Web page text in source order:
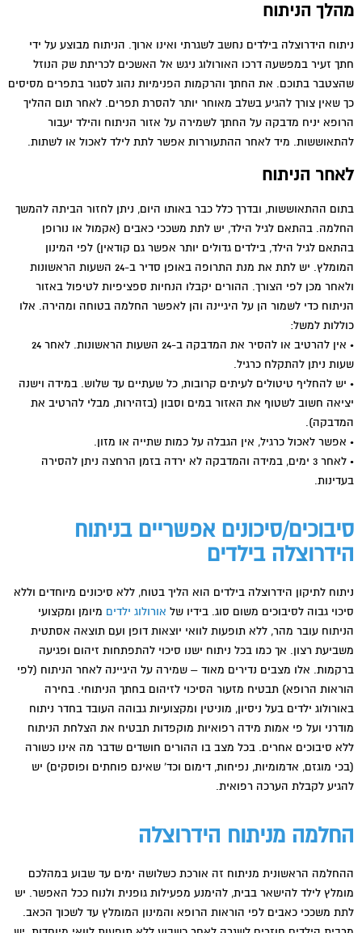
מהלך הניתוח
ניתוח הידרוצלה בילדים נחשב לשגרתי ואינו ארוך. הניתוח מבוצע על ידי
חתך זעיר במפשעה דרכו האורולוג ניגש אל האשכים לכריתת שק הנוזל
שהצטבר בתוכם. את החתך והרקמות הפנימיות נהוג לסגור בתפרים מסיסים
כך שאין צורך להגיע בשלב מאוחר יותר להסרת תפרים. לאחר תום ההליך
הרופא יניח מדבקה על החתך לשמירה על אזור הניתוח והילד יעבור
להתאוששות. מיד לאחר ההתעוררות אפשר לתת לילד לאכול או לשתות.
לאחר הניתוח
בתום ההתאוששות, ובדרך כלל כבר באותו היום, ניתן לחזור הביתה להמשך
החלמה. בהתאם לגיל הילד, יש לתת משככי כאבים (אקמול או נורופן
בהתאם לגיל הילד, בילדים גדולים יותר אפשר גם קודאין) לפי המינון
המומלץ. יש לתת את מנת התרופה באופן סדיר ב-24 השעות הראשונות
ולאחר מכן לפי הצורך. ההורים יקבלו הנחיות ספציפיות לטיפול באזור
הניתוח כדי לשמור הן על היגיינה והן לאפשר החלמה בטוחה ומהירה. אלו
כוללות למשל:
• אין להרטיב או להסיר את המדבקה ב-24 השעות הראשונות. לאחר 24
שעות ניתן להתקלח כרגיל.
• יש להחליף טיטולים לעיתים קרובות, כל שעתיים עד שלוש. במידה וישנה
יציאה חשוב לשטוף את האזור במים וסבון (בזהירות, מבלי להרטיב את
המדבקה).
• אפשר לאכול כרגיל, אין הגבלה על כמות שתייה או מזון.
• לאחר 3 ימים, במידה והמדבקה לא ירדה בזמן הרחצה ניתן להסירה
בעדינות.
סיבוכים/סיכונים אפשריים בניתוח
הידרוצלה בילדים
ניתוח לתיקון הידרוצלה בילדים הוא הליך בטוח, ללא סיכונים מיוחדים וללא
סיכוי גבוה לסיבוכים משום סוג. בידיו של אורולוג ילדים מיומן ומקצועי
הניתוח עובר מהר, ללא תופעות לוואי יוצאות דופן ועם תוצאה אסתטית
משביעת רצון. אך כמו בכל ניתוח ישנו סיכוי להתפתחות זיהום ופגיעה
ברקמות. אלו מצבים נדירים מאוד – שמירה על היגיינה לאחר הניתוח (לפי
הוראות הרופא) תבטיח מזעור הסיכוי לזיהום בחתך הניתוחי. בחירה
באורולוג ילדים בעל ניסיון, מוניטין ומקצועיות גבוהה העובד בחדר ניתוח
מודרני ועל פי אמות מידה רפואיות מוקפדות תבטיח את הצלחת הניתוח
ללא סיבוכים אחרים. בכל מצב בו ההורים חושדים שדבר מה אינו כשורה
(בכי מוגזם, אדמומיות, נפיחות, דימום וכד' שאינם פוחתים ופוסקים) יש
להגיע לקבלת הערכה רפואית.
החלמה מניתוח הידרוצלה
ההחלמה הראשונית מניתוח זה אורכת כשלושה ימים עד שבוע במהלכם
מומלץ לילד להישאר בבית, להימנע מפעילות גופנית ולנוח ככל האפשר. יש
לתת משככי כאבים לפי הוראות הרופא והמינון המומלץ עד לשכוך הכאב.